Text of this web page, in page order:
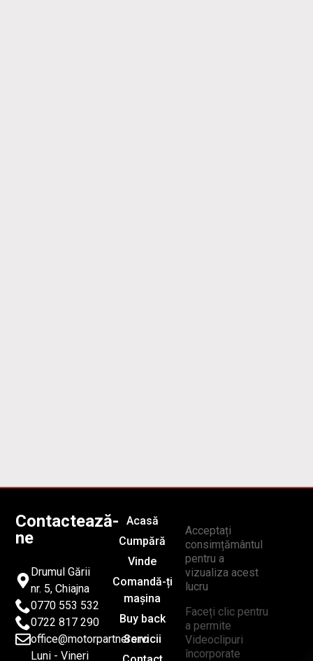
Contactează-
ne
Drumul Gării
nr. 5, Chiajna
0770 553 532
0722 817 290
office@motorpartners.ro
Luni - Vineri
Acasă
Cumpără
Vinde
Comandă-ți
mașina
Buy back
Servicii
Acceptați
consimțământul
pentru a
vizualiza acest
lucru
Faceți clic pentru
a permite
Videoclipuri
încorporate